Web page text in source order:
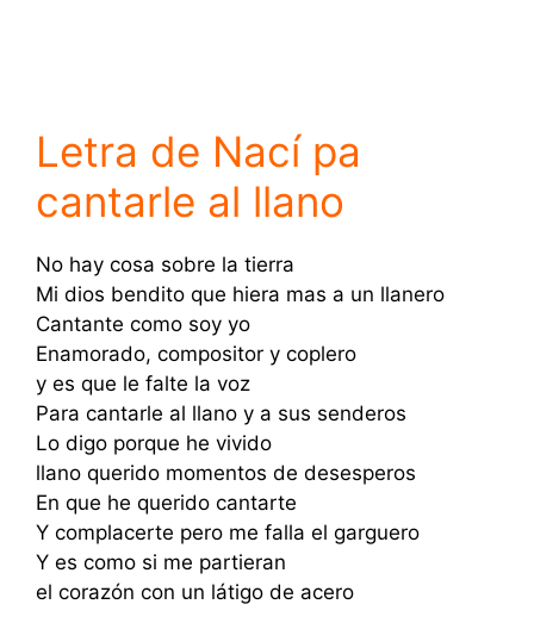
Letra de Nací pa
cantarle al llano
No hay cosa sobre la tierra
Mi dios bendito que hiera mas a un llanero
Cantante como soy yo
Enamorado, compositor y coplero
y es que le falte la voz
Para cantarle al llano y a sus senderos
Lo digo porque he vivido
llano querido momentos de desesperos
En que he querido cantarte
Y complacerte pero me falla el garguero
Y es como si me partieran
el corazón con un látigo de acero